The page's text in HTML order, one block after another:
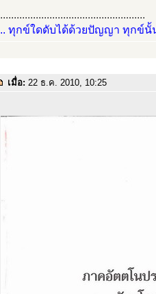
.....................................................
.. ทุกข์ใดดับได้ด้วยปัญญา ทุกข์นั้
เมื่อ: 22 ธ.ค. 2010, 10:25